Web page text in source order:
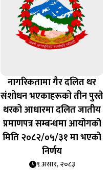
नागरिकतामा गैर दलित थर
संशोधन भएकाहरूको तीन पुस्ते
थरको आधारमा दलित जातीय
प्रमाणपत्र सम्बन्धमा आयोगको
मिति २०८२/०५/३१ मा भएको
निर्णय
९ असार, २०८३